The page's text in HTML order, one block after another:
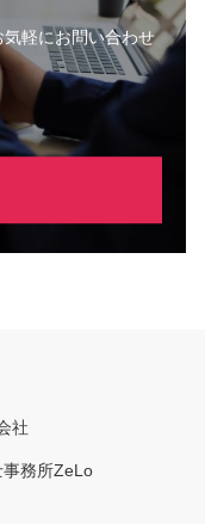
軽にお問い合わせ
社
務所ZeLo